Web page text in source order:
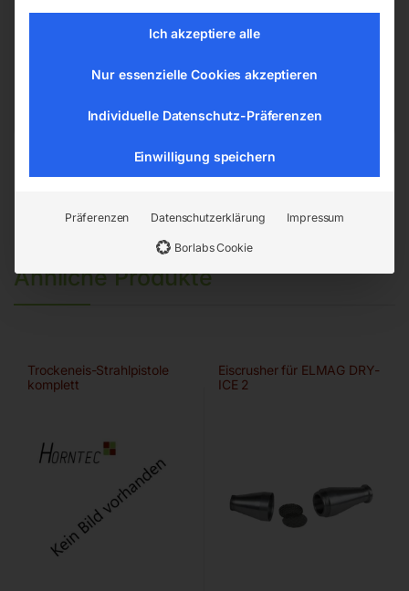
Hannesgrub Nord 19
4911 Ried/Tumeltsham
Ähnliche Produkte
Trockeneis-Strahlpistole
komplett
Eiscrusher für ELMAG DRY-
ICE 2
Ich akzeptiere alle
Nur essenzielle Cookies akzeptieren
Individuelle Datenschutz-Präferenzen
Einwilligung speichern
Präferenzen Datenschutzerklärung Impressum
Borlabs Cookie